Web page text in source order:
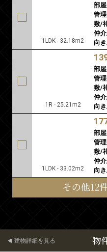
1LDK - 32.18m2
部
管
敷/
仲
向
1R - 25.21m2
部
管
敷/
仲
向
1LDK - 33.02m2
部
管
敷/
仲
向
その他12
物
建物詳細を見る